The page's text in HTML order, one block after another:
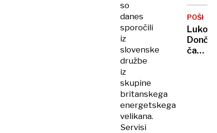
so
danes
sporočili
iz
slovenske
družbe
iz
skupine
britanskega
energetskega
velikana.
Servisi
Golob
uplenil
bodo
tehtali
starši
Luko
čaka